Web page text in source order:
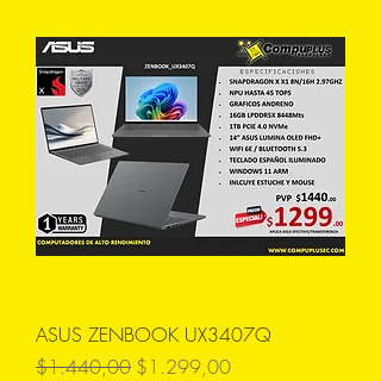
ASUS ZENBOOK UX3407Q
Precio
$1.440,00 Precio de oferta
$1.299,00